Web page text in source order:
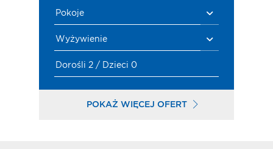
Pokoje
Wyżywienie
Dorośli 2 / Dzieci 0
POKAŻ WIĘCEJ OFERT